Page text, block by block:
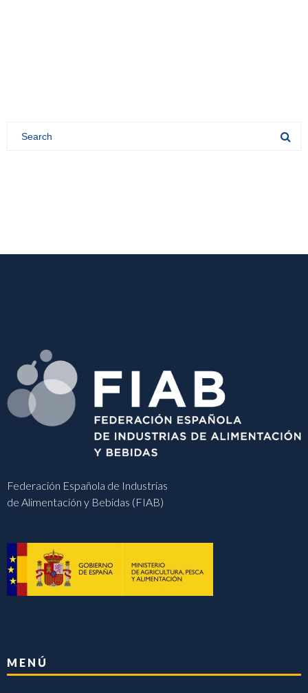
Federación Española de Industrias
de Alimentación y Bebidas (FIAB)
MENÚ